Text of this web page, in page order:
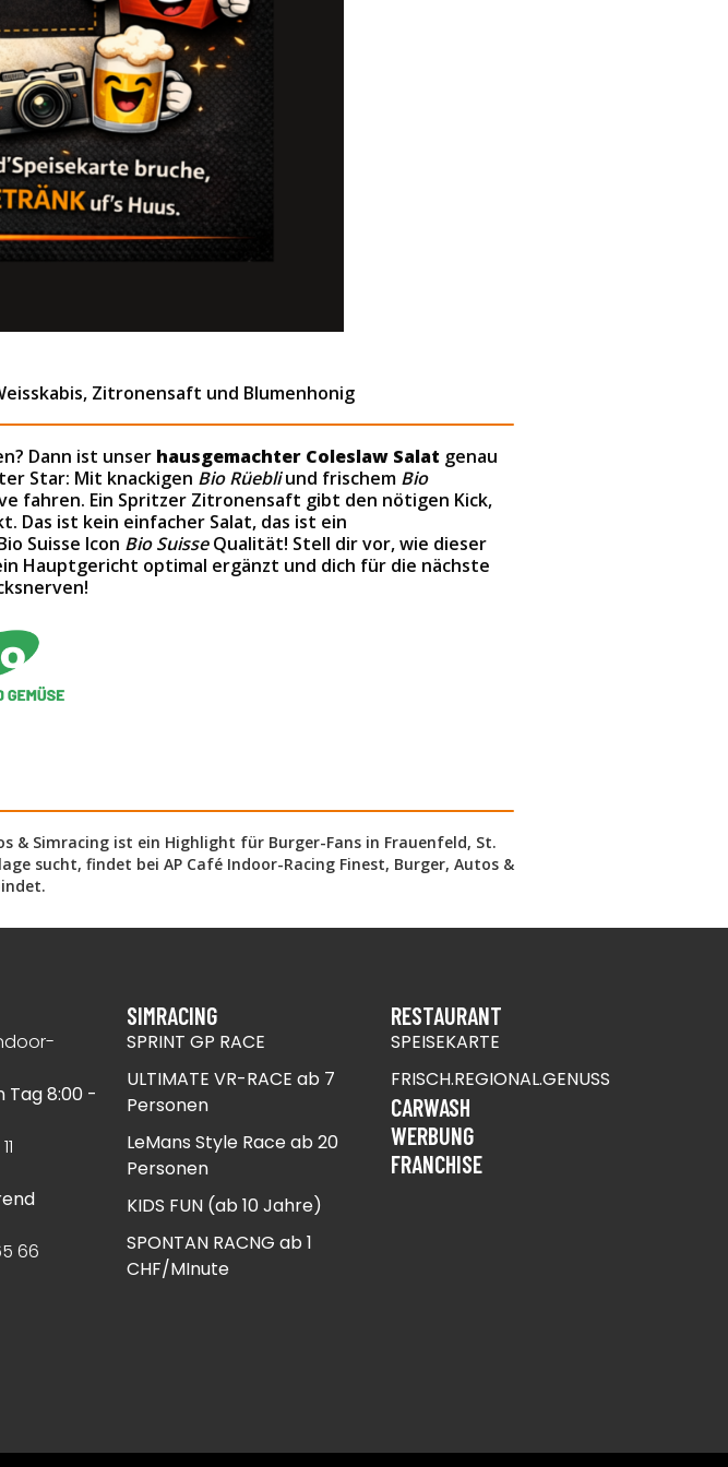
Zitronensaft und Blumenhonig
Dann ist unser hausgemachter Coleslaw Salat genau
Star: Mit knackigen Bio Rüebliund frischem Bio
fahren. Ein Spritzer Zitronensaft gibt den nötigen Kick,
Das ist kein einfacher Salat, das ist ein
Bio SuisseQualität! Stell dir vor, wie dieser
Hauptgericht optimal ergänzt und dich für die nächste
& Simracing ist ein Highlight für Burger-Fans in Frauenfeld, St.
sucht, findet bei AP Café Indoor-Racing Finest, Burger, Autos &
Tag 8:00 -
66
SIMRACING
SPRINT GP RACE
ULTIMATE VR-RACE ab 7
Personen​
LeMans Style Race ab 20
Personen​
KIDS FUN (ab 10 Jahre) ​
SPONTAN RACNG ab 1
CHF/MInute​
RESTAURANT
SPEISEKARTE
FRISCH.REGIONAL.GENUSS
CARWASH
WERBUNG
FRANCHISE